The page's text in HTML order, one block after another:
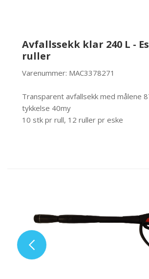
Avfallssekk klar 240 L -
ruller
Varenummer: MAC3378271
Transparent avfallsekk med målene
tykkelse 40my
10 stk pr rull, 12 ruller pr eske